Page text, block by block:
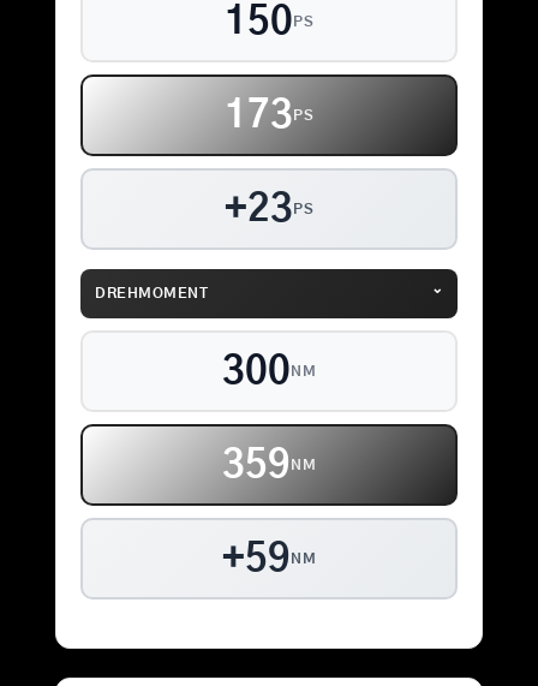
150 PS
173 PS
+23 PS
DREHMOMENT ⌄
300 NM
359 NM
+59 NM